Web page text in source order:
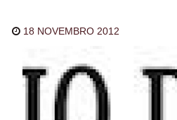
18 NOVEMBRO 2012